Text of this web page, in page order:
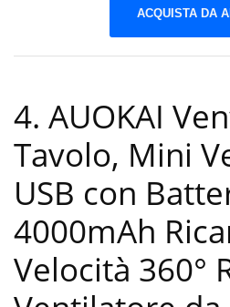
ACQUISTA DA
4. AUOKAI
Tavolo, Mini
USB con
4000mAh
Velocità 360°